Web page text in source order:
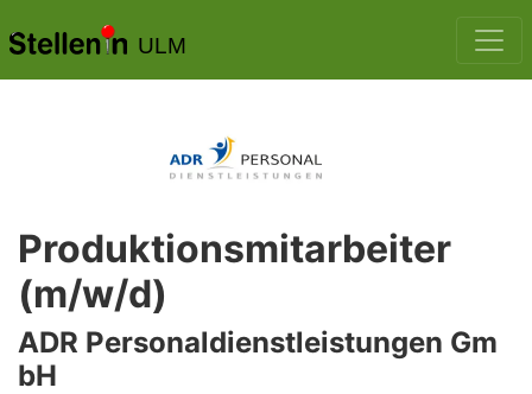
ULM
Produktionsmitarbeiter
(m/w/d)
ADR Personaldienstleistungen Gm
bH